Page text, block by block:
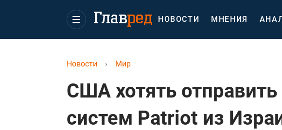
НОВОСТИ МНЕНИЯ
Новости › Мир
США хотять отправить
систем Patriot из